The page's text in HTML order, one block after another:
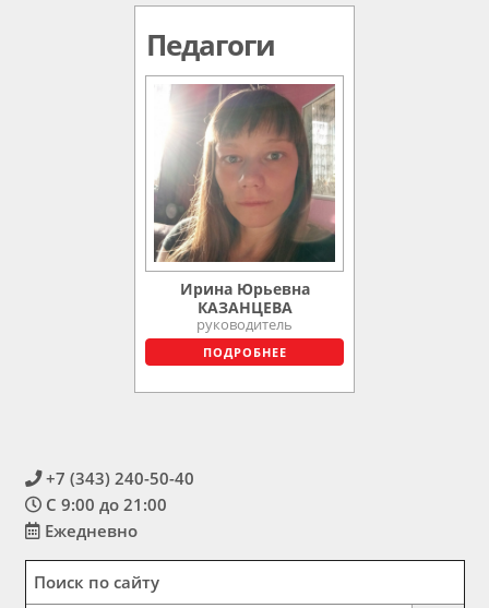
Педагоги
Ирина Юрьевна
КАЗАНЦЕВА
руководитель
ПОДРОБНЕЕ
+7 (343) 240-50-40
С 9:00 до 21:00
Ежедневно
Поиск по сайту